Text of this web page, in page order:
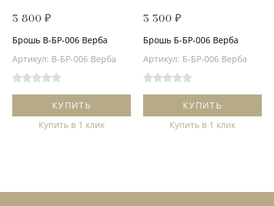
3 800 ₽
Брошь В-БР-006 Верба
Артикул: В-БР-006 Верба
КУПИТЬ
Купить в 1 клик
3 300 ₽
Брошь Б-БР-006 Верба
Артикул: Б-БР-006 Верба
КУПИТЬ
Купить в 1 клик